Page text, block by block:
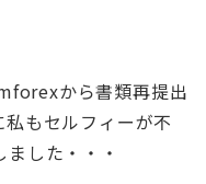
から書類再提出
もセルフィーが不
した・・・